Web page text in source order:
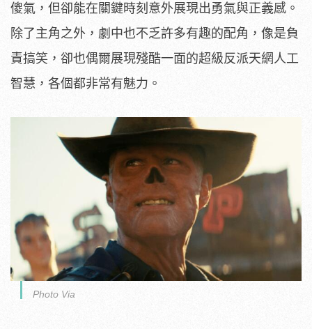
傻氣，但卻能在關鍵時刻意外展現出勇氣與正義感。
除了主角之外，劇中也不乏許多有趣的配角，像是負
責搞笑，卻也偶爾展現殘酷一面的超級反派天網人工
智慧，各個都非常有魅力。
Photo Via